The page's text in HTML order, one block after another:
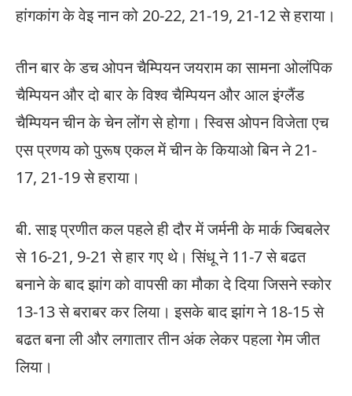
हांगकांग के वेइ नान को 20-22, 21-19, 21-12 से हराया।
तीन बार के डच ओपन चैम्पियन जयराम का सामना ओलंपिक
चैम्पियन और दो बार के विश्व चैम्पियन और आल इंग्लैंड
चैम्पियन चीन के चेन लोंग से होगा। स्विस ओपन विजेता एच
एस प्रणय को पुरूष एकल में चीन के कियाओ बिन ने 21-
17, 21-19 से हराया।
बी. साइ प्रणीत कल पहले ही दौर में जर्मनी के मार्क ज्विबलेर
से 16-21, 9-21 से हार गए थे। सिंधू ने 11-7 से बढत
बनाने के बाद झांग को वापसी का मौका दे दिया जिसने स्कोर
13-13 से बराबर कर लिया। इसके बाद झांग ने 18-15 से
बढत बना ली और लगातार तीन अंक लेकर पहला गेम जीत
लिया।